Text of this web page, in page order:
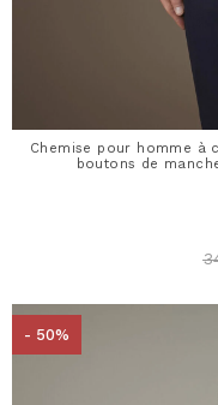
Chemise pour homme à
boutons de
- 50%